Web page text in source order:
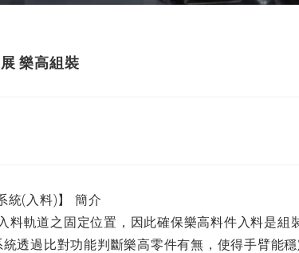
樂高組裝
統(入料)】 簡介
料軌道之固定位置，因此確保樂高料件入料是組
透過比對功能判斷樂高零件有無，使得手臂能穩